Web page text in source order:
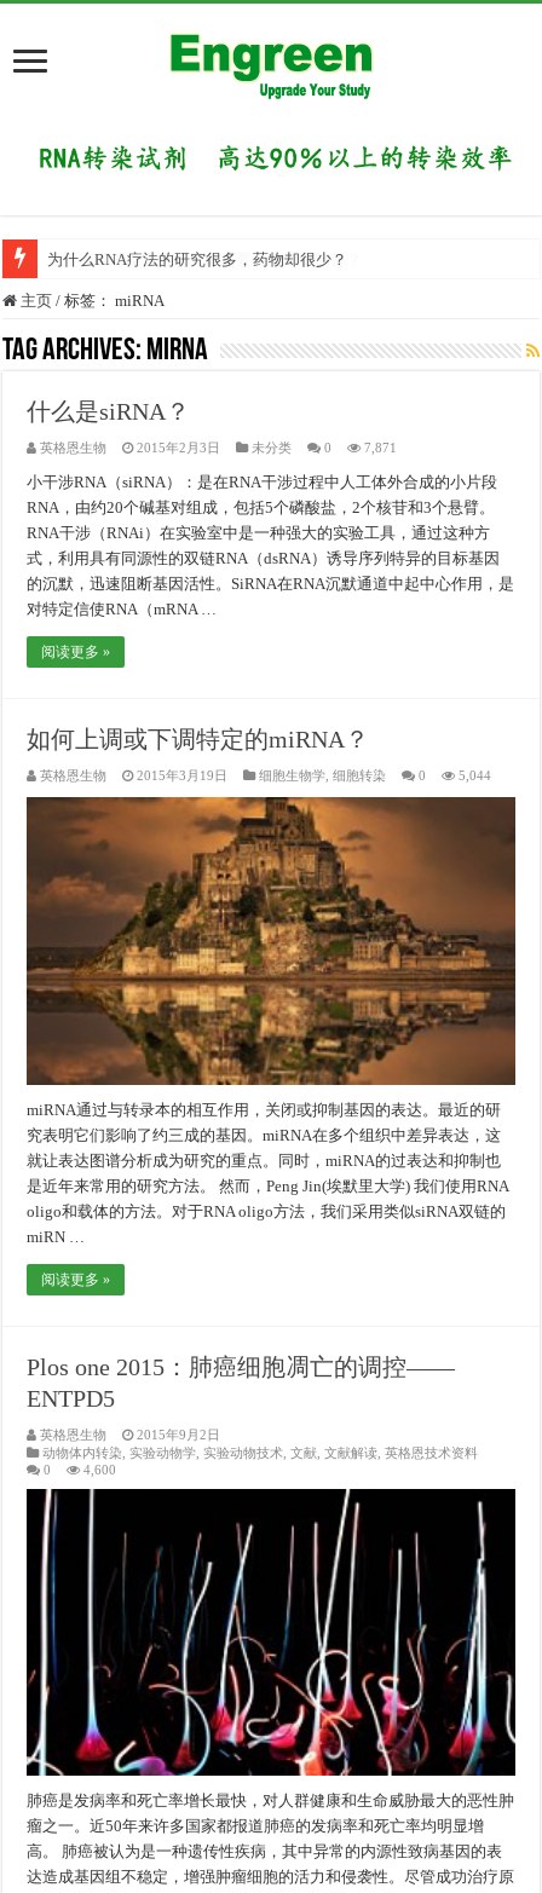
为什么RNA疗法的研究很多，药物却很少？
主页 / 标签：miRNA
Tag Archives: miRNA
什么是siRNA？
英格恩生物 2015年2月3日 未分类 0 7,871
小干涉RNA（siRNA）：是在RNA干涉过程中人工体外合成的小片段
RNA，由约20个碱基对组成，包括5个磷酸盐，2个核苷和3个悬臂。
RNA干涉（RNAi）在实验室中是一种强大的实验工具，通过这种方
式，利用具有同源性的双链RNA（dsRNA）诱导序列特异的目标基因
的沉默，迅速阻断基因活性。SiRNA在RNA沉默通道中起中心作用，是
对特定信使RNA（mRNA …
阅读更多 »
如何上调或下调特定的miRNA？
英格恩生物 2015年3月19日 细胞生物学 ,细胞转染 0 5,044
miRNA通过与转录本的相互作用，关闭或抑制基因的表达。最近的研
究表明它们影响了约三成的基因。miRNA在多个组织中差异表达，这
就让表达图谱分析成为研究的重点。同时，miRNA的过表达和抑制也
是近年来常用的研究方法。 然而，Peng Jin(埃默里大学) 我们使用RNA
oligo和载体的方法。对于RNA oligo方法，我们采用类似siRNA双链的
miRN …
阅读更多 »
Plos one 2015：肺癌细胞凋亡的调控——
ENTPD5
英格恩生物
2015年9月2日
动物体内转染 ,实验动物学 ,实验动物技术 ,文献 ,文献解读 ,英格恩技术资料
0
4,600
肺癌是发病率和死亡率增长最快，对人群健康和生命威胁最大的恶性肿
瘤之一。近50年来许多国家都报道肺癌的发病率和死亡率均明显增
高。 肺癌被认为是一种遗传性疾病，其中异常的内源性致病基因的表
达造成基因组不稳定，增强肿瘤细胞的活力和侵袭性。尽管成功治疗原